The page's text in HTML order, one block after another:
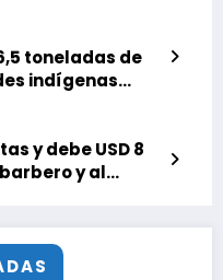
toneladas de
indígenas
y debe USD 8
y al